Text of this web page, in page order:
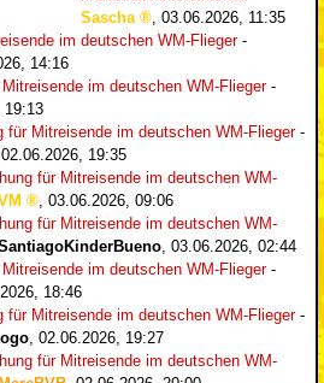
Sascha
03.06.2026, 11:35
im deutschen WM-Flieger-
14:16
im deutschen WM-Flieger-
19:13
für Mitreisende im deutschen WM-Flieger-
02.06.2026, 19:35
für Mitreisende im deutschen WM-
03.06.2026, 09:06
für Mitreisende im deutschen WM-
03.06.2026, 02:44
im deutschen WM-Flieger-
18:46
für Mitreisende im deutschen WM-Flieger-
02.06.2026, 19:27
für Mitreisende im deutschen WM-